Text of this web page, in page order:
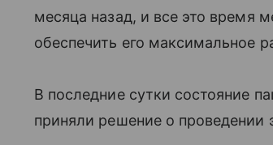
месяца назад, и все это время
обеспечить его максимальное
В последние сутки состояние
приняли решение о проведении